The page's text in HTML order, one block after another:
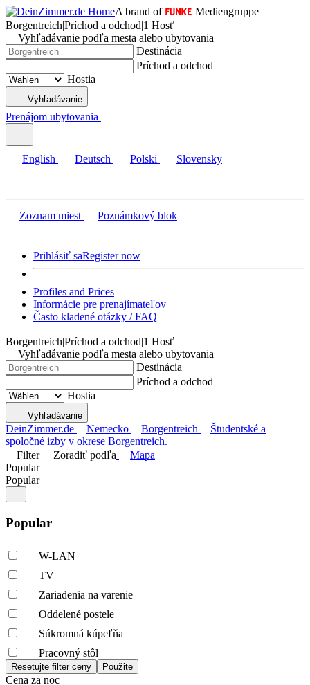
A brand of
Mediengruppe
Borgentreich|Príchod a odchod|1 Hosť
Vyhľadávanie podľa mesta alebo ubytovania
Destinácia
Príchod a odchod
Hostia
Vyhľadávanie
Prenájom ubytovania
English Deutsch Polski Slovensky
Zoznam miest Poznámkový blok
Prihlásiť saRegister now
Profiles and Prices
Informácie pre prenajímateľov
Často kladené otázky / FAQ
Borgentreich|Príchod a odchod|1 Hosť
Vyhľadávanie podľa mesta alebo ubytovania
Destinácia
Príchod a odchod
Hostia
Vyhľadávanie
DeinZimmer.de Nemecko Borgentreich
Študentské a
spoločné izby v okrese Borgentreich.
Filter
Zoradiť podľa
Mapa
Popular
Popular
Popular
W-LAN
TV
Zariadenia na varenie
Oddelené postele
Súkromná kúpeľňa
Pracovný stôl
Cena za noc